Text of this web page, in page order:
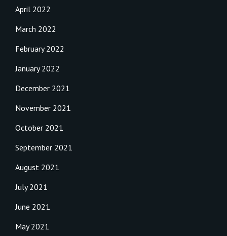
April 2022
March 2022
February 2022
January 2022
December 2021
November 2021
October 2021
September 2021
August 2021
July 2021
June 2021
May 2021